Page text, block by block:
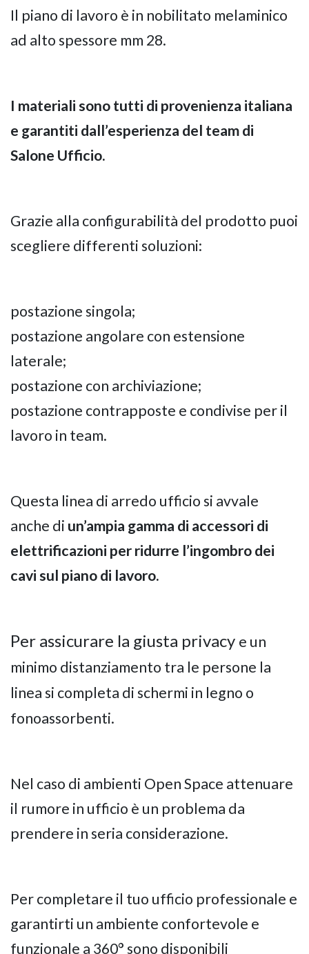
Il piano di lavoro è in nobilitato melaminico
ad alto spessore mm 28.
I materiali sono tutti di provenienza italiana
e garantiti dall’esperienza del team di
Salone Ufficio.
Grazie alla configurabilità del prodotto puoi
scegliere differenti soluzioni:
postazione singola;
postazione angolare con estensione
laterale;
postazione con archiviazione;
postazione contrapposte e condivise per il
lavoro in team.
Questa linea di arredo ufficio si avvale
anche di un’ampia gamma di accessori di
elettrificazioni per ridurre l’ingombro dei
cavi sul piano di lavoro.
Per assicurare la giusta privacy e un
minimo distanziamento tra le persone la
linea si completa di schermi in legno o
fonoassorbenti.
Nel caso di ambienti Open Space attenuare
il rumore in ufficio è un problema da
prendere in seria considerazione.
Per completare il tuo ufficio professionale e
garantirti un ambiente confortevole e
funzionale a 360° sono disponibili